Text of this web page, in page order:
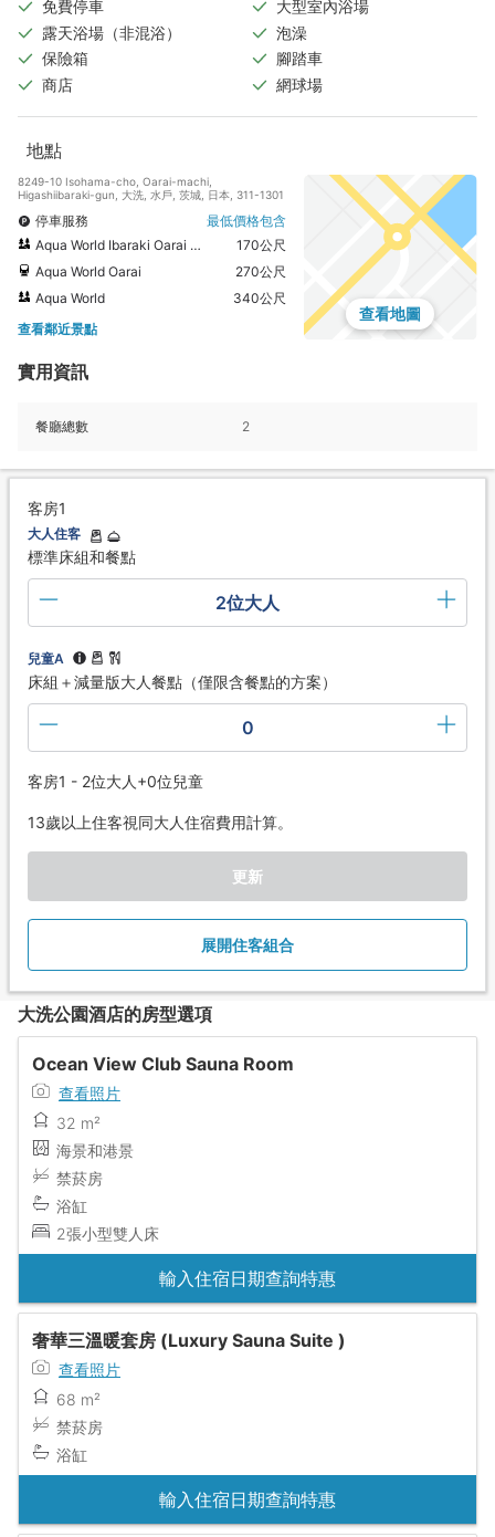
免費停車
大型室內浴場
露天浴場（非混浴）
泡澡
保險箱
腳踏車
商店
網球場
地點
8249-10 Isohama-cho, Oarai-machi,
Higashiibaraki-gun, 大洗, 水戶, 茨城, 日本, 311-1301
停車服務
最低價格包含
Aqua World Ibaraki Oarai Aquarium
170公尺
Aqua World Oarai
270公尺
Aqua World
340公尺
查看鄰近景點
查看地圖
實用資訊
餐廳總數 2
客房1
大人住客
標準床組和餐點
2位大人
兒童A
床組＋減量版大人餐點（僅限含餐點的方案）
0
客房1 - 2位大人+0位兒童
13歲以上住客視同大人住宿費用計算。
更新
展開住客組合
大洗公園酒店的房型選項
Ocean View Club Sauna Room
查看照片
32 m²
海景和港景
禁菸房
浴缸
2張小型雙人床
輸入住宿日期查詢特惠
奢華三溫暖套房 (Luxury Sauna Suite )
查看照片
68 m²
禁菸房
浴缸
輸入住宿日期查詢特惠